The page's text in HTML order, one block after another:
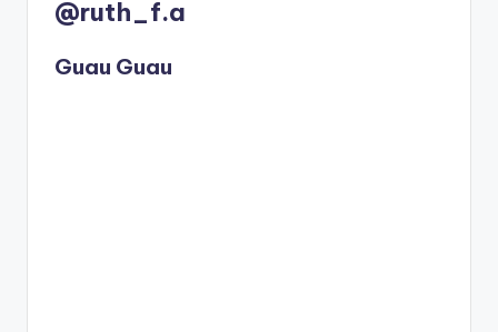
@ruth_f.a
Guau Guau